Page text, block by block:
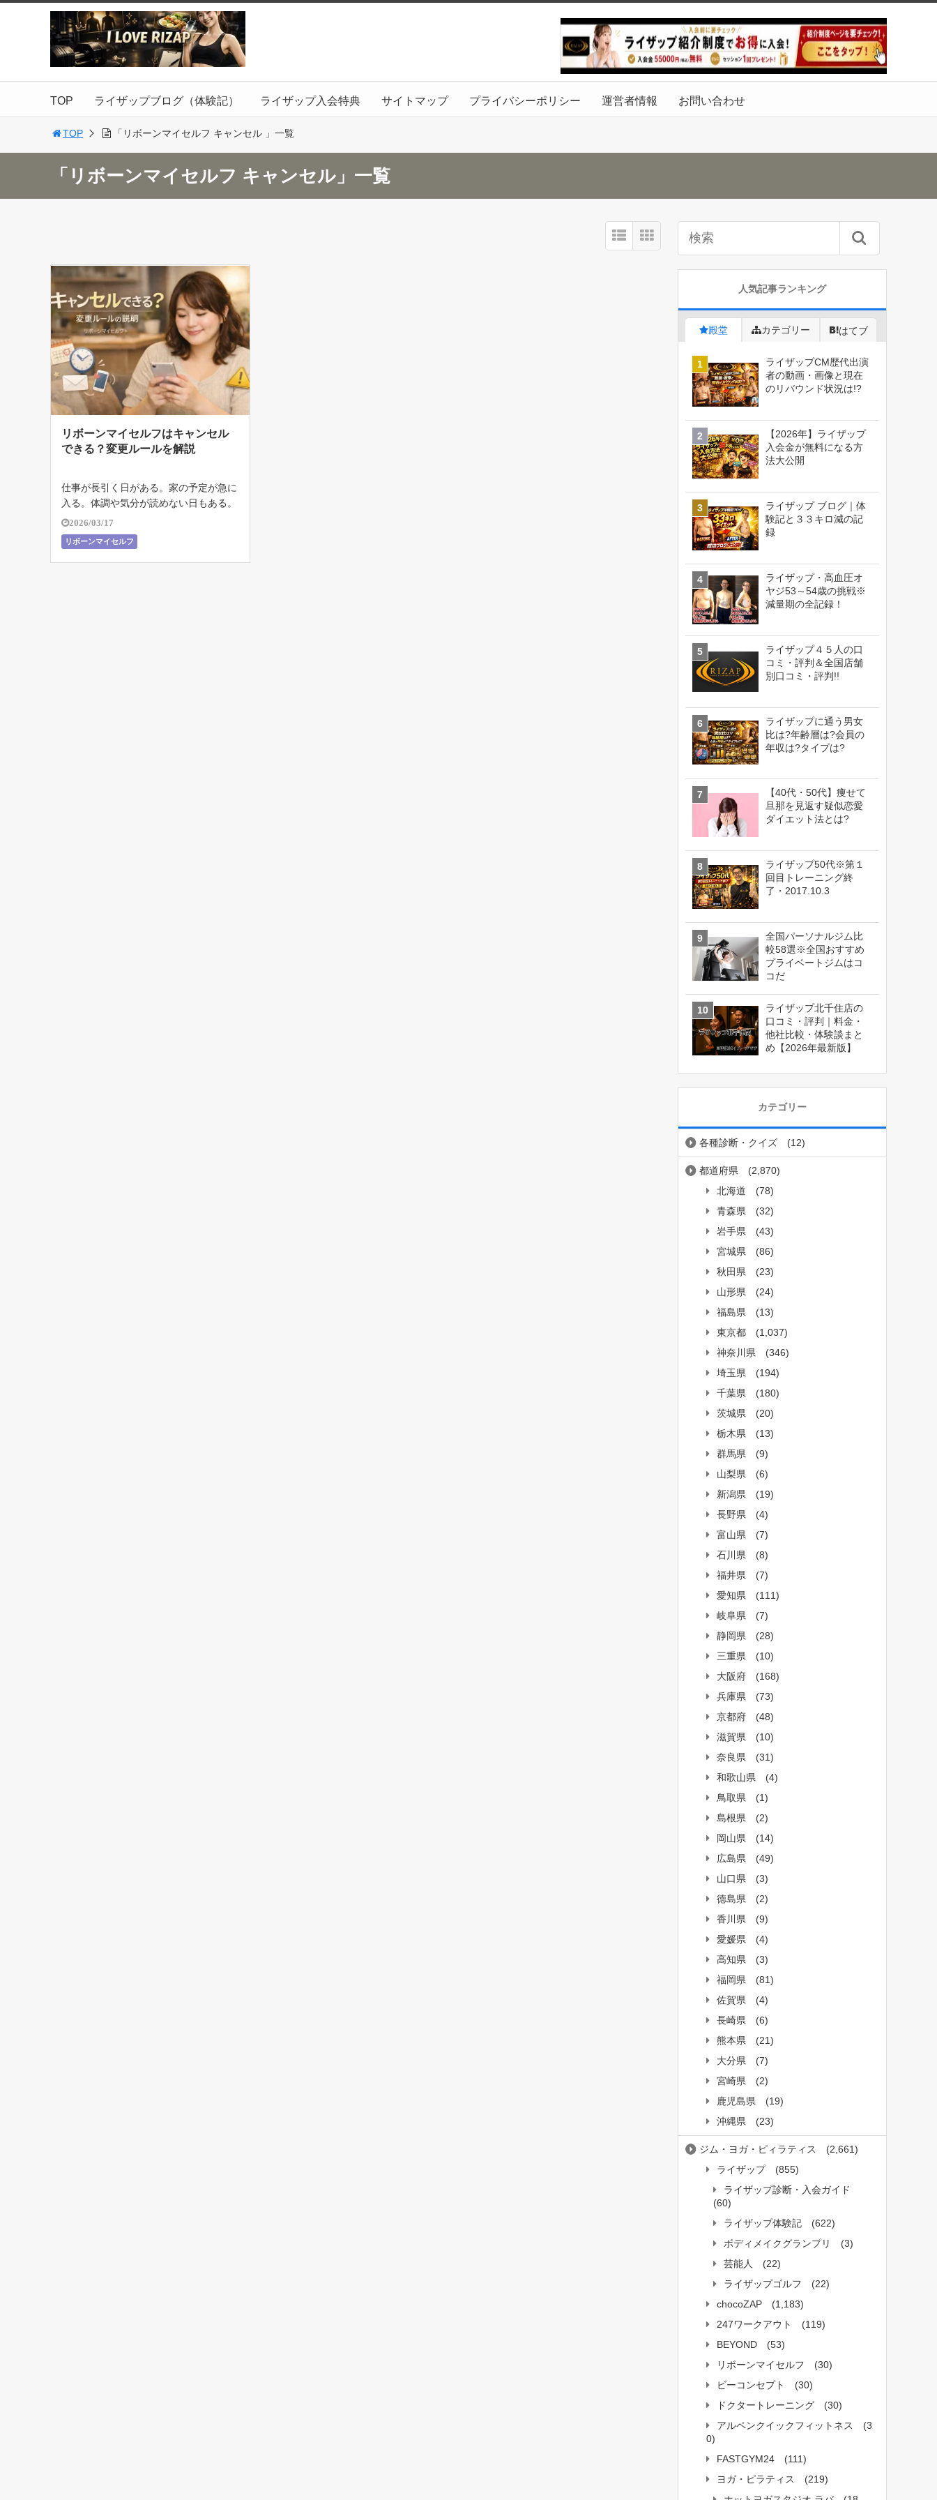
TOP ライザップブログ（体験記） ライザップ入会特典 サイトマップ プライバシーポリシー 運営者情報 お問い合わせ
TOP 「リボーンマイセルフ キャンセル 」一覧
「リボーンマイセルフ キャンセル」一覧
リボーンマイセルフはキャンセル
できる？変更ルールを解説
仕事が長引く日がある。家の予定が急に
入る。体調や気分が読めない日もある。
ジムに通おうと思ったとき、こうした現
実はかなり大きいですよね。 私自身、
ライザップに通った経験があるからこそ
思うのですが、続けられるかどうかは気
2026/03/17
リボーンマイセルフ
人気記事ランキング
殿堂 カテゴリー はてブ
ライザップCM歴代出演
者の動画・画像と現在
のリバウンド状況は!?
【2026年】ライザップ
入会金が無料になる方
法大公開
ライザップ ブログ｜体
験記と３３キロ減の記
録
ライザップ・高血圧オ
ヤジ53～54歳の挑戦※
減量期の全記録！
ライザップ４５人の口
コミ・評判＆全国店舗
別口コミ・評判!!
ライザップに通う男女
比は?年齢層は?会員の
年収は?タイプは?
【40代・50代】痩せて
旦那を見返す疑似恋愛
ダイエット法とは?
ライザップ50代※第１
回目トレーニング終
了・2017.10.3
全国パーソナルジム比
較58選※全国おすすめ
プライベートジムはコ
コだ
ライザップ北千住店の
口コミ・評判｜料金・
他社比較・体験談まと
め【2026年最新版】
カテゴリー
各種診断・クイズ (12)
都道府県
(2,870)
北海道
(78)
青森県
(32)
岩手県
(43)
宮城県
(86)
秋田県
(23)
山形県
(24)
福島県
(13)
東京都
(1,037)
神奈川県
(346)
埼玉県
(194)
千葉県
(180)
茨城県
(20)
栃木県
(13)
群馬県
(9)
山梨県
(6)
新潟県
(19)
長野県
(4)
富山県
(7)
石川県
(8)
福井県
(7)
愛知県
(111)
岐阜県
(7)
静岡県
(28)
三重県
(10)
大阪府
(168)
兵庫県
(73)
京都府
(48)
滋賀県
(10)
奈良県
(31)
和歌山県
(4)
鳥取県
(1)
島根県
(2)
岡山県
(14)
広島県
(49)
山口県
(3)
徳島県
(2)
香川県
(9)
愛媛県
(4)
高知県
(3)
福岡県
(81)
佐賀県
(4)
長崎県
(6)
熊本県
(21)
大分県
(7)
宮崎県
(2)
鹿児島県
(19)
沖縄県
(23)
ジム・ヨガ・ピィラティス
(2,661)
ライザップ
(855)
ライザップ診断・入会ガイド
(60)
ライザップ体験記
(622)
ボディメイクグランプリ
(3)
芸能人
(22)
ライザップゴルフ
(22)
chocoZAP
(1,183)
247ワークアウト
(119)
BEYOND
(53)
リボーンマイセルフ
(30)
ビーコンセプト
(30)
ドクタートレーニング
(30)
アルペンクイックフィットネス
(3
0)
FASTGYM24
(111)
ヨガ・ピラティス
(219)